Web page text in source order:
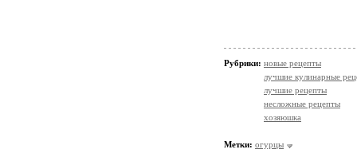
Рубрики: новые рецепты
лучшие кулинарные
лучшие рецепты
несложные рецепты
хозяюшка
Метки: огурцы